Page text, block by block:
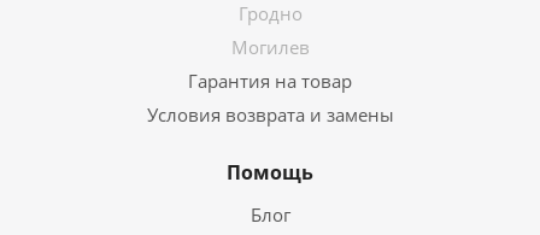
Гродно
Могилев
Гарантия на товар
Условия возврата и замены
Помощь
Блог